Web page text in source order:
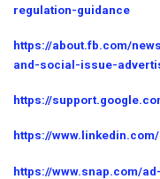
regulation-guidance
https://about.fb.com/
and-social-issue-
https://
https://
https://www.snap.com/